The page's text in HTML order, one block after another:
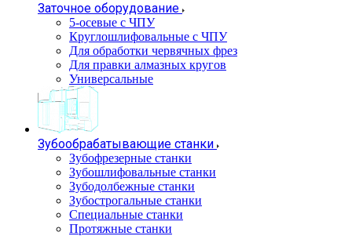
Заточное оборудование
5-осевые с ЧПУ
Круглошлифовальные с ЧПУ
Для обработки червячных фрез
Для правки алмазных кругов
Универсальные
Зубообрабатывающие станки
Зубофрезерные станки
Зубошлифовальные станки
Зубодолбежные станки
Зубострогальные станки
Специальные станки
Протяжные станки